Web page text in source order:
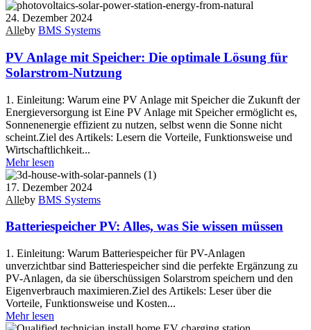
24. Dezember 2024
Alleby BMS Systems
PV Anlage mit Speicher: Die optimale Lösung für
Solarstrom-Nutzung
1. Einleitung: Warum eine PV Anlage mit Speicher die Zukunft der
Energieversorgung ist Eine PV Anlage mit Speicher ermöglicht es,
Sonnenenergie effizient zu nutzen, selbst wenn die Sonne nicht
scheint.Ziel des Artikels: Lesern die Vorteile, Funktionsweise und
Wirtschaftlichkeit...
Mehr lesen
17. Dezember 2024
Alleby BMS Systems
Batteriespeicher PV: Alles, was Sie wissen müssen
1. Einleitung: Warum Batteriespeicher für PV-Anlagen
unverzichtbar sind Batteriespeicher sind die perfekte Ergänzung zu
PV-Anlagen, da sie überschüssigen Solarstrom speichern und den
Eigenverbrauch maximieren.Ziel des Artikels: Leser über die
Vorteile, Funktionsweise und Kosten...
Mehr lesen